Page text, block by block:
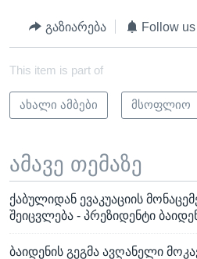
გაზიარება Follow us
This item is part of
ახალი ამბები მსოფლიო
ამავე თემაზე
ქაბულიდან ევაკუაციის
შეიცვლება - პრეზიდენტი
ბაიდენის გეგმა ავღანელი